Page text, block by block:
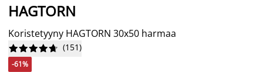
HAGTORN
Koristetyyny HAGTORN 30x50 harmaa





 (151)
-61%